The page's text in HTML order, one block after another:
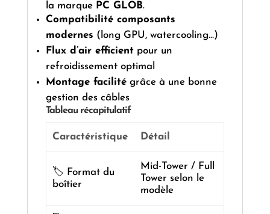
la marque PC GLOB.
Compatibilité composants
modernes (long GPU, watercooling…)
Flux d’air efficientpour un
refroidissement optimal
Montage facilitégrâce à une bonne
gestion des câbles
Tableau récapitulatif
Caractéristique Détail
🏷️ Format du
boîtier
Mid-Tower / Full
Tower selon le
modèle